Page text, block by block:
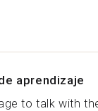
aprendizaje
to talk with